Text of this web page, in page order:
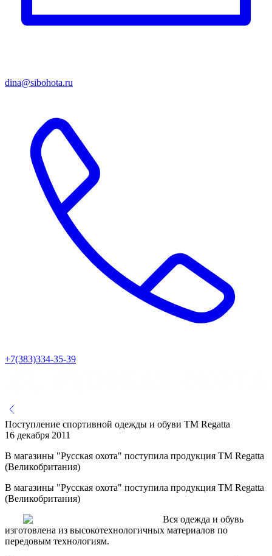
dina@sibohota.ru
+7(383)334-35-39
Поступление спортивной одежды и обуви ТМ Regatta
16 декабря 2011
В магазины "Русская охота" поступила продукция ТМ Regatta
(Великобритания)
В магазины "Русская охота" поступила продукция ТМ Regatta
(Великобритания)
Вся одежда и обувь
изготовлена из высокотехнологичных материалов по
передовым технологиям.